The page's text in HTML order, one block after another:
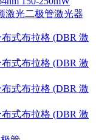
激光二极管激光器
布式布拉格 (DBR 激
布式布拉格 (DBR 激
布式布拉格 (DBR 激
布式布拉格 (DBR 激